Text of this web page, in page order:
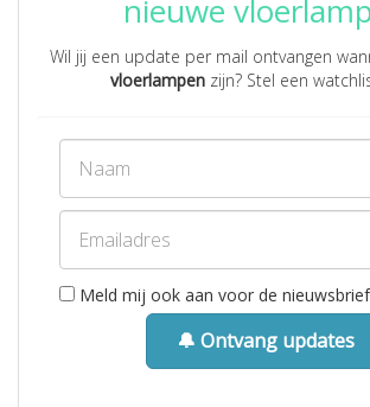
nieuwe
Wil jij een update per mail ontvangen
vloerlampenzijn? Stel een
Meld mij ook aan voor de nieuwsbrief
🔔 Ontvang updates